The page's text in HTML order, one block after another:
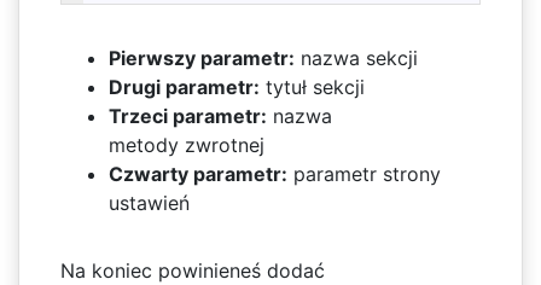
Pierwszy parametr: nazwa sekcji
Drugi parametr: tytuł sekcji
Trzeci parametr: nazwa
metody zwrotnej
Czwarty parametr: parametr strony
ustawień
Na koniec powinieneś dodać